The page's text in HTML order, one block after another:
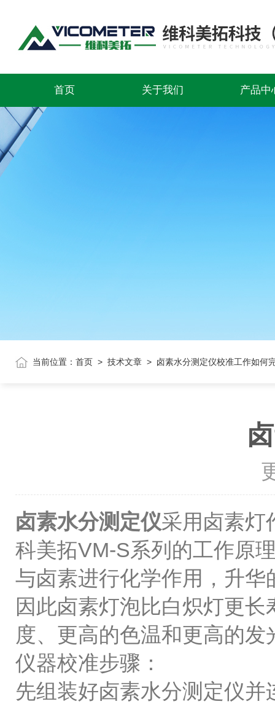
首页 关于我们 产品中
当前位置： 首页 > 技术文章 > 卤素水分测定仪校准工作如何
卤素水分测定仪采用卤素灯
科美拓VM-S系列的工作原
与卤素进行化学作用，升
因此卤素灯泡比白炽灯更
度、更高的色温和更高的发
仪器校准步骤：
先组装好卤素水分测定仪